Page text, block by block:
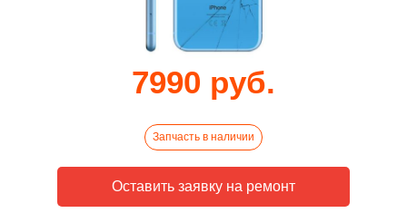
7990 руб.
Запчасть в наличии